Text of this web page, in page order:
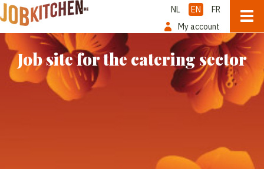
NL EN
FR
My account
Job site for the catering sector